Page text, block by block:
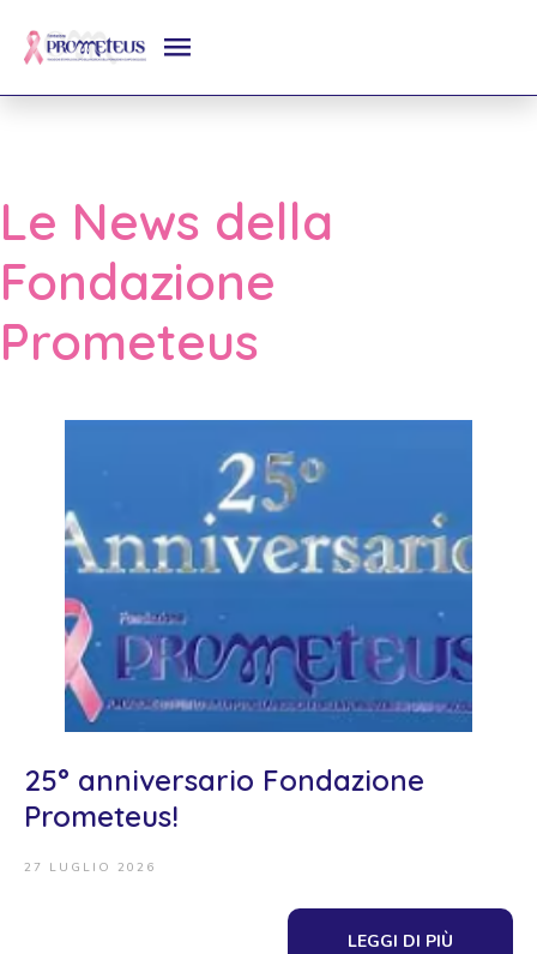
Le News della
Fondazione
Prometeus
25° anniversario Fondazione
Prometeus!
27 LUGLIO 2026
LEGGI DI PIÙ